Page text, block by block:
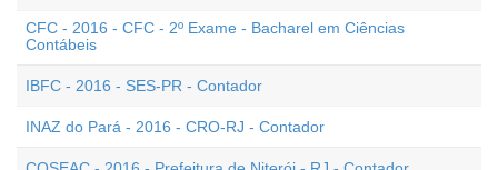
CFC - 2016 - CFC - 2º Exame - Bacharel em Ciências
Contábeis
IBFC - 2016 - SES-PR - Contador
INAZ do Pará - 2016 - CRO-RJ - Contador